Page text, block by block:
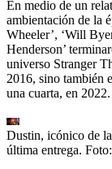
En medio de un
ambientación de la
Wheeler’, ‘Will
Henderson’
universo Stranger
2016, sino también
una cuarta, en 2022.
Dustin, icónico de
última entrega.